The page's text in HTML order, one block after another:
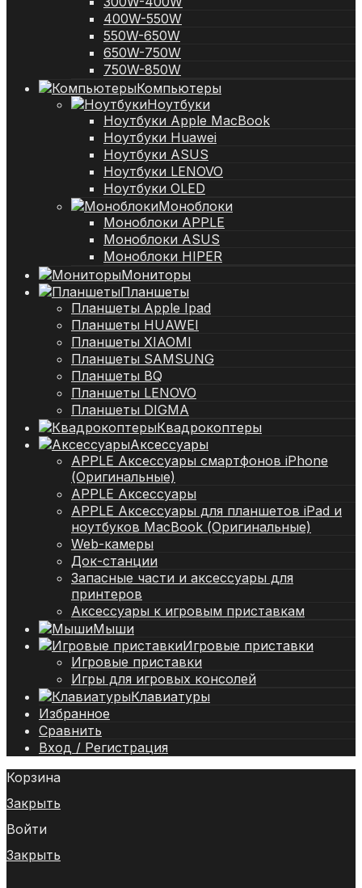
400W-550W
550W-650W
650W-750W
750W-850W
Компьютеры
Ноутбуки
Ноутбуки Apple MacBook
Ноутбуки Huawei
Ноутбуки ASUS
Ноутбуки LENOVO
Ноутбуки OLED
Моноблоки
Моноблоки APPLE
Моноблоки ASUS
Моноблоки HIPER
Мониторы
Планшеты
Планшеты Apple Ipad
Планшеты HUAWEI
Планшеты XIAOMI
Планшеты SAMSUNG
Планшеты BQ
Планшеты LENOVO
Планшеты DIGMA
Квадрокоптеры
Аксессуары
APPLE Аксессуары смартфонов iPhone
(Оригинальные)
APPLE Аксессуары
APPLE Аксессуары для планшетов iPad и
ноутбуков MacBook (Оригинальные)
Web-камеры
Док-станции
Запасные части и аксессуары для
принтеров
Аксессуары к игровым приставкам
Мыши
Игровые приставки
Игровые приставки
Игры для игровых консолей
Клавиатуры
Избранное
Сравнить
Вход / Регистрация
Корзина
Закрыть
Войти
Закрыть